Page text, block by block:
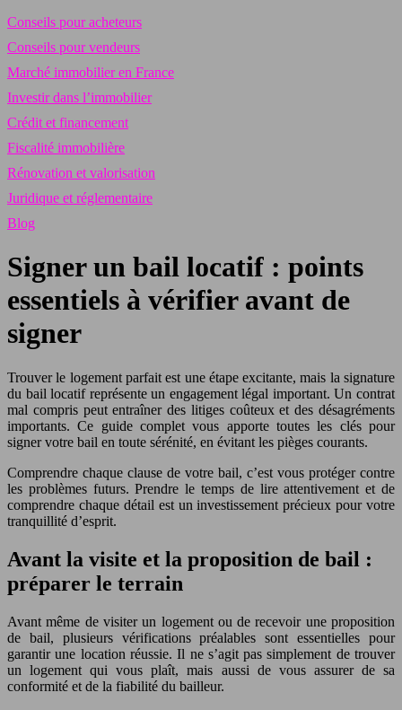
Conseils pour acheteurs
Conseils pour vendeurs
Marché immobilier en France
Investir dans l’immobilier
Crédit et financement
Fiscalité immobilière
Rénovation et valorisation
Juridique et réglementaire
Blog
Signer un bail locatif : points
essentiels à vérifier avant de
signer
Trouver le logement parfait est une étape excitante, mais la signature
du bail locatif représente un engagement légal important. Un contrat
mal compris peut entraîner des litiges coûteux et des désagréments
importants. Ce guide complet vous apporte toutes les clés pour
signer votre bail en toute sérénité, en évitant les pièges courants.
Comprendre chaque clause de votre bail, c’est vous protéger contre
les problèmes futurs. Prendre le temps de lire attentivement et de
comprendre chaque détail est un investissement précieux pour votre
tranquillité d’esprit.
Avant la visite et la proposition de bail :
préparer le terrain
Avant même de visiter un logement ou de recevoir une proposition
de bail, plusieurs vérifications préalables sont essentielles pour
garantir une location réussie. Il ne s’agit pas simplement de trouver
un logement qui vous plaît, mais aussi de vous assurer de sa
conformité et de la fiabilité du bailleur.